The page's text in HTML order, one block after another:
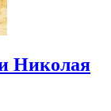
Николая